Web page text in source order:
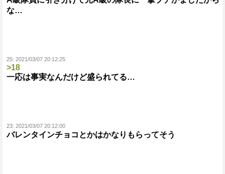
な…
25: 2021/03/07 20:12:25
>18
一応は事実なんだけど盛られてる…
23: 2021/03/07 20:12:00
バレンタインチョコとかはかなりもらってそう